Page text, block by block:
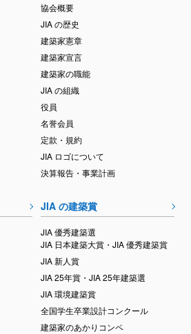
協会概要
JIA の歴史
建築家憲章
建築家宣言
建築家の職能
JIA の組織
役員
名誉会員
定款・規約
JIA ロゴについて
決算報告・事業計画
JIA の建築賞
JIA 優秀建築選
JIA 日本建築大賞・JIA 優秀建築賞
JIA 新人賞
JIA 25年賞・JIA 25年建築選
JIA 環境建築賞
全国学生卒業設計コンクール
建築家のあかりコンペ